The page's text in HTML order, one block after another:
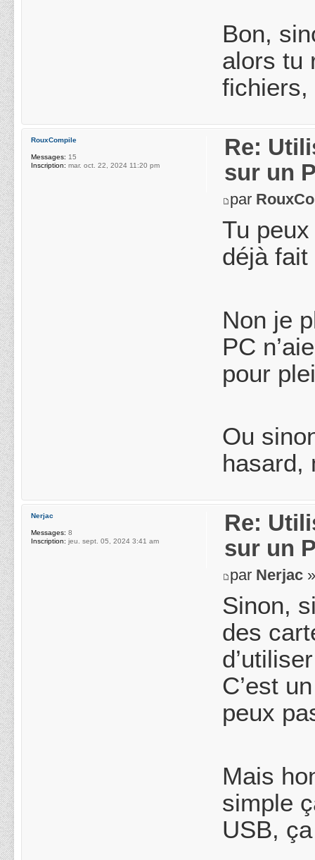
Bon,
alors tu
fichiers,
Re:
sur un
par
Tu
déjà
Non je
PC
pour
Ou
hasard,
RouxCompile
Messages: 15
Inscription: mar. oct. 22, 2024 11:20 pm
Re:
sur un
par Nerjac
Sinon,
des
C’est
peux
Mais
simple
USB,
Nerjac
Messages: 8
Inscription: jeu. sept. 05, 2024 3:41 am